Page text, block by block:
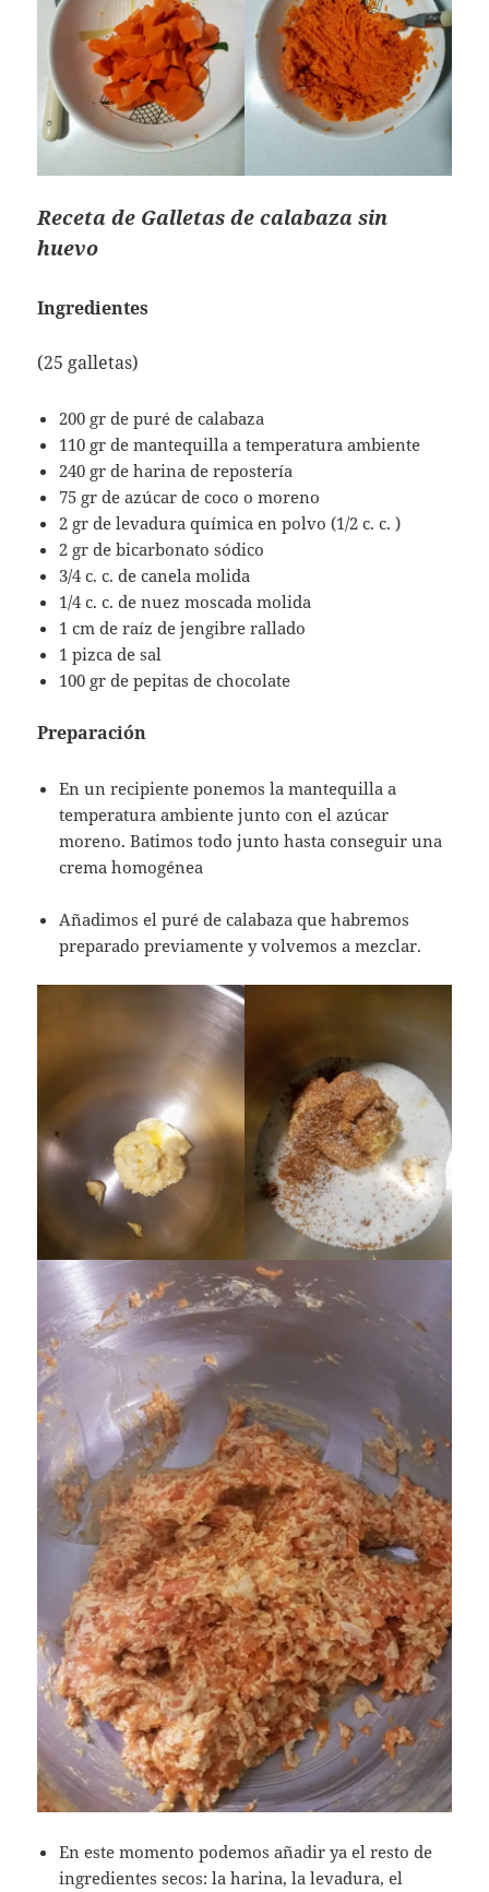
Receta de Galletas de calabaza sin
huevo
Ingredientes
(25 galletas)
200 gr de puré de calabaza
110 gr de mantequilla a temperatura ambiente
240 gr de harina de repostería
75 gr de azúcar de coco o moreno
2 gr de levadura química en polvo (1/2 c. c. )
2 gr de bicarbonato sódico
3/4 c. c. de canela molida
1/4 c. c. de nuez moscada molida
1 cm de raíz de jengibre rallado
1 pizca de sal
100 gr de pepitas de chocolate
Preparación
En un recipiente ponemos la mantequilla a
temperatura ambiente junto con el azúcar
moreno. Batimos todo junto hasta conseguir una
crema homogénea
Añadimos el puré de calabaza que habremos
preparado previamente y volvemos a mezclar.
En este momento podemos añadir ya el resto de
ingredientes secos: la harina, la levadura, el